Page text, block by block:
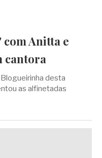
Anitta e
cantora
desta
as alfinetadas